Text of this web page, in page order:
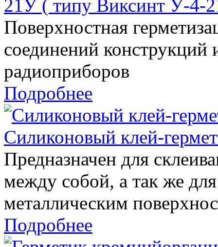
21У ( типу Виксинт У-4-
Поверхностная
соединений конструкций
радиоприборов
Подробнее
Силиконовый клей-
Предназначен для
между собой, а так же
металлическим
Подробнее